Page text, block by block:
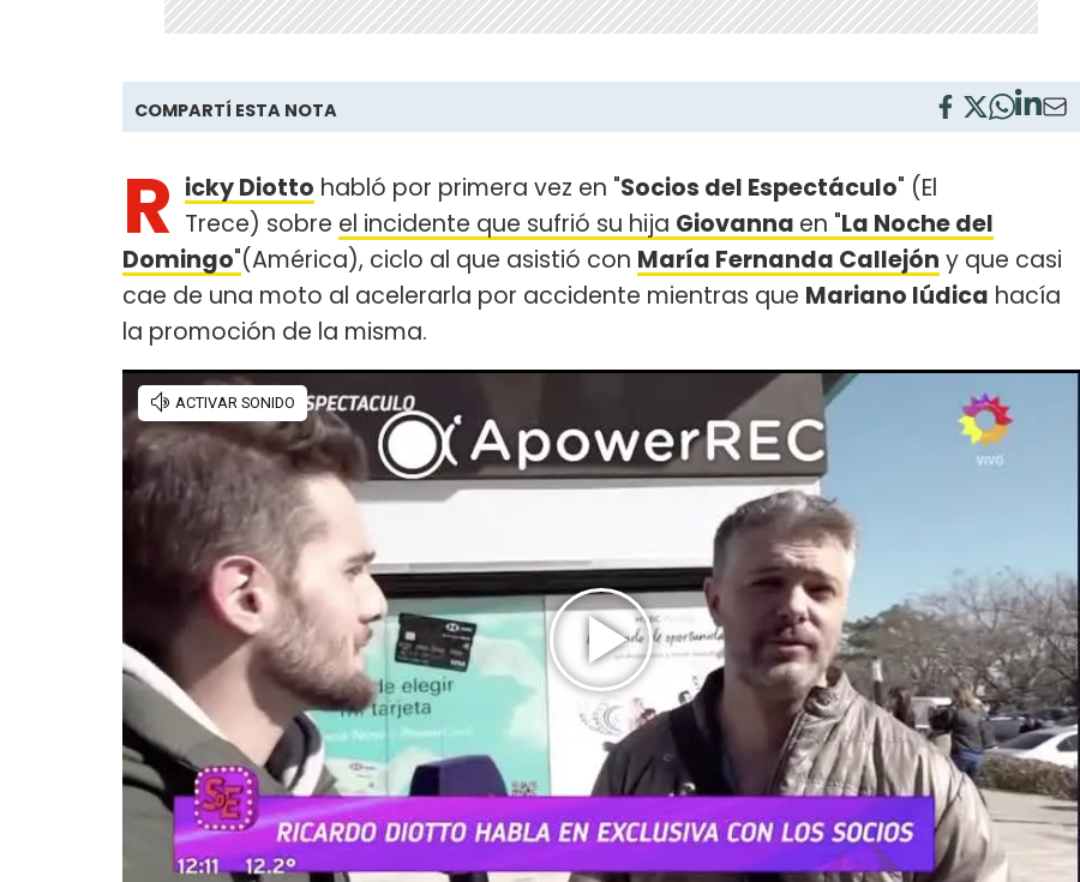
COMPARTÍ ESTA NOTA
R icky Diotto habló por primera vez en "Socios del Espectáculo" (El
Trece) sobre el incidente que sufrió su hija Giovanna en "La Noche del
Domingo"(América), ciclo al que asistió con María Fernanda Callejón y que casi
cae de una moto al acelerarla por accidente mientras que Mariano Iúdica hacía
la promoción de la misma.